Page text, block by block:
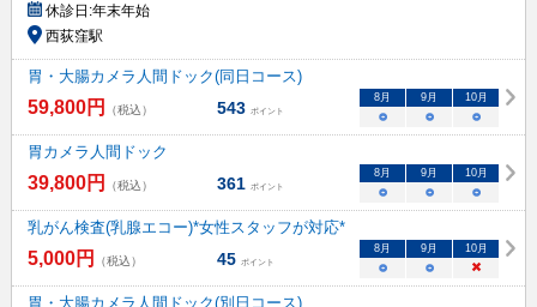
休診日:年末年始
西荻窪駅
胃・大腸カメラ人間ドック(同日コース)
59,800円 （税込） 543 ポイント
8 月 9 月 10月
○ ○ ○
胃カメラ人間ドック
39,800円 （税込） 361 ポイント
8 月 9 月 10月
○ ○ ○
乳がん検査(乳腺エコー)*女性スタッフが対応*
5,000円 （税込） 45 ポイント
8 月 9 月 10月
○ ○ ×
胃・大腸カメラ人間ドック(別日コース)